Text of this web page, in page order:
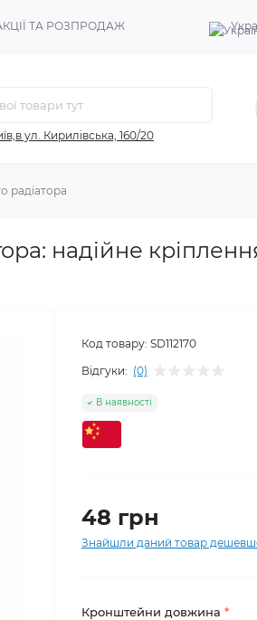
ТА РОЗПРОДАЖ
ул. Кирилівська, 160/20
радіатора
надійне
Код товару: SD112170
Відгуки: (0)
В наявності
48 грн
Знайшли даний товар
Кронштейни довжина *